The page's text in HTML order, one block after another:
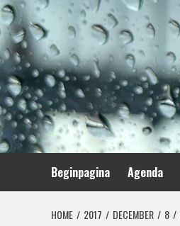
Spring
naar
inhoud
Beginpagina Agenda
HOME 2017 DECEMBER 8